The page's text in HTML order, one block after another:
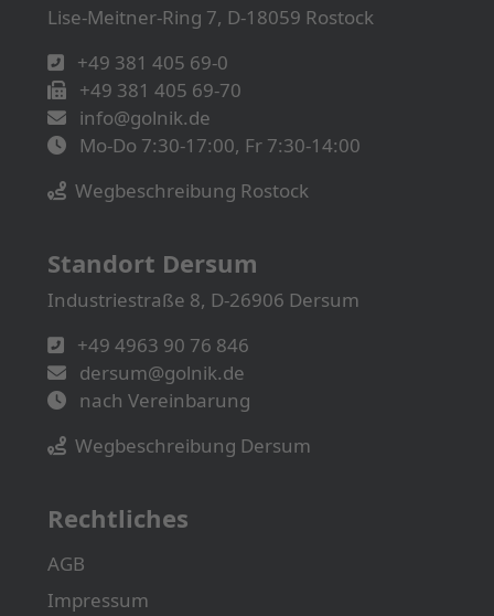
Lise-Meitner-Ring 7, D-18059 Rostock
+49 381 405 69-0
+49 381 405 69-70
info@golnik.de
Mo-Do 7:30-17:00, Fr 7:30-14:00
Wegbeschreibung Rostock
Standort Dersum
Industriestraße 8, D-26906 Dersum
+49 4963 90 76 846
dersum@golnik.de
nach Vereinbarung
Wegbeschreibung Dersum
Rechtliches
AGB
Impressum